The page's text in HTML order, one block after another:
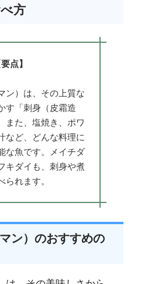
方
要点】
ン）は、その上質な
す「刺身（皮霜造
また、塩焼き、ポワ
など、どんな料理に
な魚です。メイチダ
キダイも、刺身や煮
られます。
ン）のおすすめの